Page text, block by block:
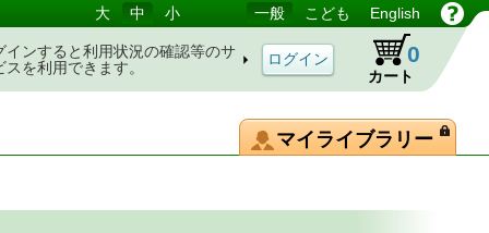
大 中 小 一般 こども English
インすると利用状況の確認等のサ
スを利用できます。
カート
0
マイライブラリー